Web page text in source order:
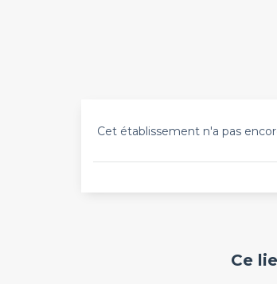
Cet établissement n'a pas
Ce